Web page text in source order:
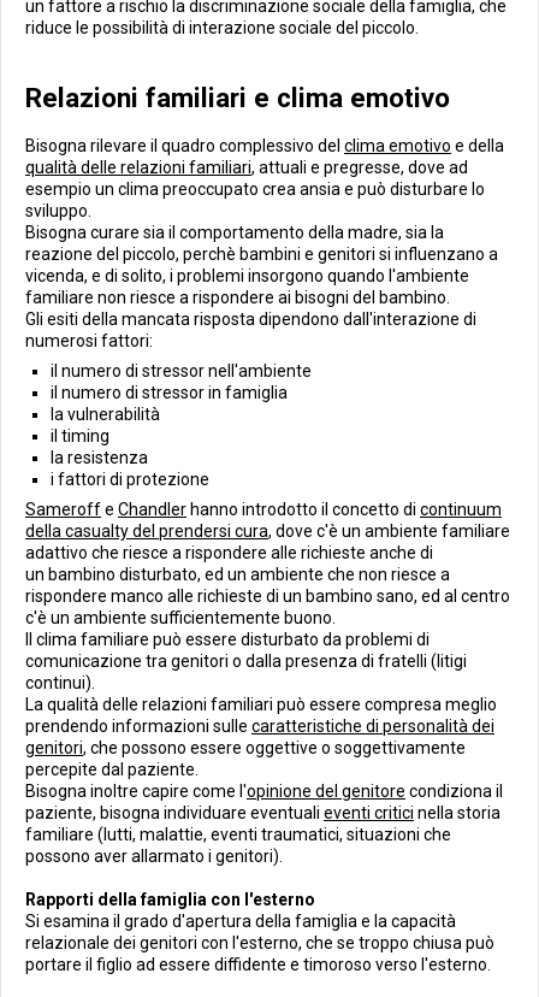
un fattore a rischio la discriminazione sociale della famiglia, che
riduce le possibilità di interazione sociale del piccolo.
Relazioni familiari e clima emotivo
Bisogna rilevare il quadro complessivo del clima emotivo e della
qualità delle relazioni familiari, attuali e pregresse, dove ad
esempio un clima preoccupato crea ansia e può disturbare lo
sviluppo.
Bisogna curare sia il comportamento della madre, sia la
reazione del piccolo, perchè bambini e genitori si influenzano a
vicenda, e di solito, i problemi insorgono quando l'ambiente
familiare non riesce a rispondere ai bisogni del bambino.
Gli esiti della mancata risposta dipendono dall'interazione di
numerosi fattori:
il numero di stressor nell'ambiente
il numero di stressor in famiglia
la vulnerabilità
il timing
la resistenza
i fattori di protezione
Sameroffe Chandler hanno introdotto il concetto di continuum
della casualty del prendersi cura, dove c'è un ambiente familiare
adattivo che riesce a rispondere alle richieste anche di
un bambino disturbato, ed un ambiente che non riesce a
rispondere manco alle richieste di un bambino sano, ed al centro
c'è un ambiente sufficientemente buono.
Il clima familiare può essere disturbato da problemi di
comunicazione tra genitori o dalla presenza di fratelli (litigi
continui).
La qualità delle relazioni familiari può essere compresa meglio
prendendo informazioni sulle caratteristiche di personalità dei
genitori, che possono essere oggettive o soggettivamente
percepite dal paziente.
Bisogna inoltre capire come l'opinione del genitore condiziona il
paziente, bisogna individuare eventuali eventi critici nella storia
familiare (lutti, malattie, eventi traumatici, situazioni che
possono aver allarmato i genitori).
Rapporti della famiglia con l'esterno
Si esamina il grado d'apertura della famiglia e la capacità
relazionale dei genitori con l'esterno, che se troppo chiusa può
portare il figlio ad essere diffidente e timoroso verso l'esterno.